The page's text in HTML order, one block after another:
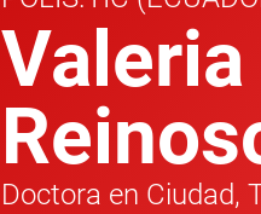
Doctora en Ciudad,